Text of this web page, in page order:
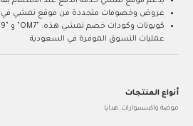
عروض وخصومات متجددة من موقع نمشي في عام
عمليات التسوق الموفرة في السعودية
أنواع المنتجات
موضة واكسسوارات, هدايا